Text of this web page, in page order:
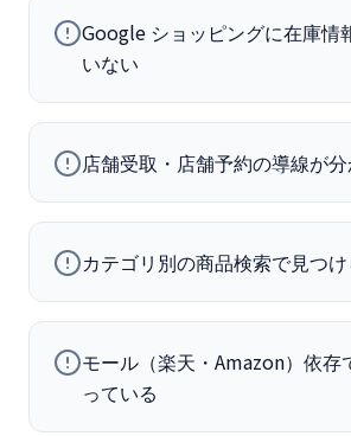
Google ショッピングに在庫情
いない
店舗受取・店舗予約の導線が
カテゴリ別の商品検索で見つ
モール（楽天・Amazon）依存
っている